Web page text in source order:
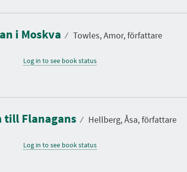
i Moskva ⁄ Towles, Amor, författare
Log in to see book status
till Flanagans ⁄ Hellberg, Åsa, författare
Log in to see book status